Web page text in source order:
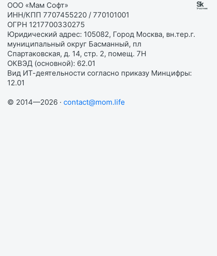
ООО «Мам Софт»
ИНН/КПП 7707455220 / 770101001
ОГРН 1217700330275
Юридический адрес: 105082, Город Москва, вн.тер.г.
муниципальный округ Басманный, пл
Спартаковская, д. 14, стр. 2, помещ. 7Н
ОКВЭД (основной): 62.01
Вид ИТ-деятельности согласно приказу Минцифры:
12.01
© 2014—2026 · contact@mom.life